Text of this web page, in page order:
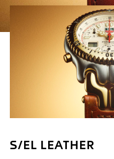
S/EL LEATHER